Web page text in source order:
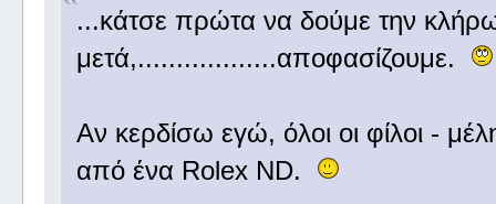
...κάτσε πρώτα να δούμε την
μετά,..................αποφασίζουμε.
Αν κερδίσω εγώ, όλοι οι φίλοι -
από ένα Rolex ND.